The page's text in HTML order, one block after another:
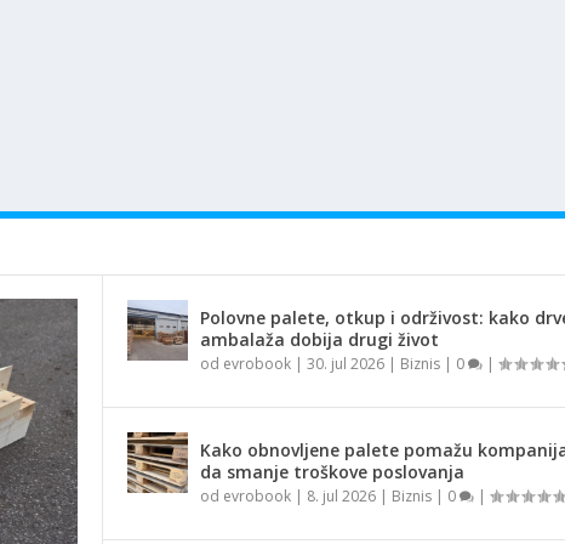
Polovne palete, otkup i održivost: kako
ambalaža dobija drugi život
od evrobook| 30. jul 2026| Biznis| 0 |
Kako obnovljene palete pomažu
da smanje troškove poslovanja
od evrobook| 8. jul 2026| Biznis| 0 |